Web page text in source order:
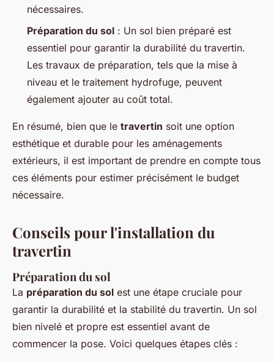
nécessaires.
Préparation du sol : Un sol bien préparé est
essentiel pour garantir la durabilité du travertin.
Les travaux de préparation, tels que la mise à
niveau et le traitement hydrofuge, peuvent
également ajouter au coût total.
En résumé, bien que le travertin soit une option
esthétique et durable pour les aménagements
extérieurs, il est important de prendre en compte tous
ces éléments pour estimer précisément le budget
nécessaire.
Conseils pour l'installation du
travertin
Préparation du sol
La préparation du sol est une étape cruciale pour
garantir la durabilité et la stabilité du travertin. Un sol
bien nivelé et propre est essentiel avant de
commencer la pose. Voici quelques étapes clés :